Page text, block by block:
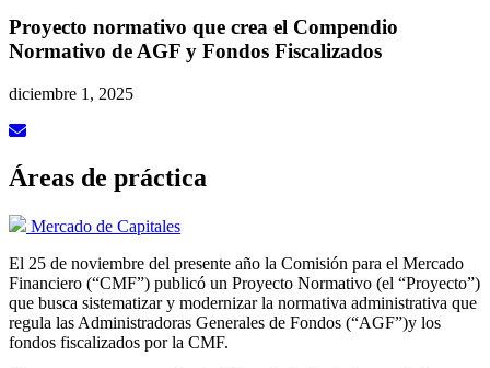
Proyecto normativo que crea el Compendio
Normativo de AGF y Fondos Fiscalizados
diciembre 1, 2025
Áreas de práctica
Mercado de Capitales
El 25 de noviembre del presente año la Comisión para el Mercado
Financiero (“CMF”) publicó un Proyecto Normativo (el “Proyecto”)
que busca sistematizar y modernizar la normativa administrativa que
regula las Administradoras Generales de Fondos (“AGF”)y los
fondos fiscalizados por la CMF.